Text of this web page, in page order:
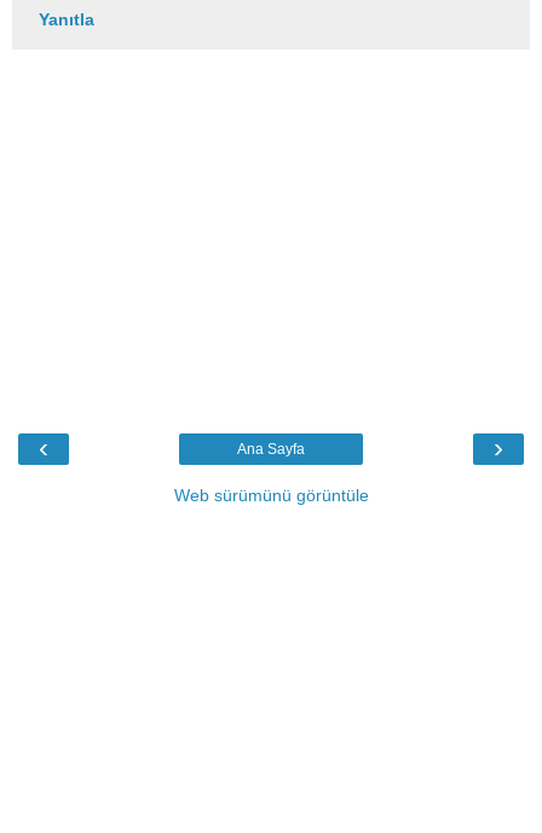
Yanıtla
‹ ›
Ana Sayfa
Web sürümünü görüntüle